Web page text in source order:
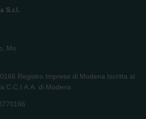
S.r.l.
Mo
Registro Imprese di Modena Iscritta al
C.C.I.A.A. di Modena